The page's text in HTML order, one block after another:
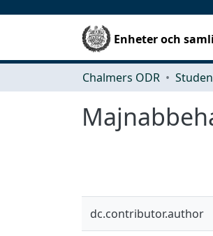
Enheter och
Chalmers ODR
dc.contributor.author